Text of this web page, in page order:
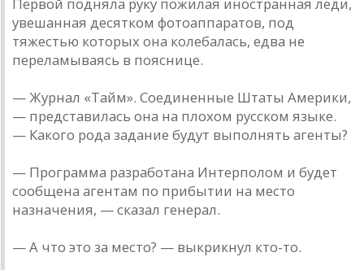
увешанная десятком фотоаппаратов, под
тяжестью которых она колебалась, едва не
переламываясь в пояснице.
— Журнал «Тайм». Соединенные Штаты Америки,
— представилась она на плохом русском языке.
— Какого рода задание будут выполнять агенты?
— Программа разработана Интерполом и будет
сообщена агентам по прибытии на место
назначения, — сказал генерал.
— А что это за место? — выкрикнул кто-то.